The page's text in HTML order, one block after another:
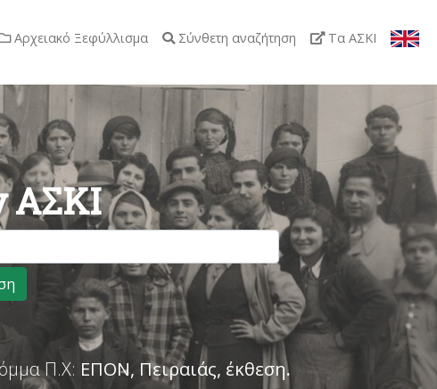
Αρχειακό Ξεφύλλισμα Σύνθετη αναζήτηση Τα ΑΣΚΙ
ΑΣΚΙ
Π.Χ: ΕΠΟΝ, Πειραιάς, έκθεση.